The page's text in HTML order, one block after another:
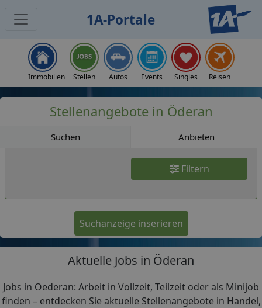
1A-Portale
Immobilien Stellen Autos Events Singles Reisen
Stellenangebote in Öderan
Suchen Anbieten
Filtern
Suchanzeige inserieren
Aktuelle Jobs in Öderan
Jobs in Oederan: Arbeit in Vollzeit, Teilzeit oder als Minijob
finden – entdecken Sie aktuelle Stellenangebote in Handel,